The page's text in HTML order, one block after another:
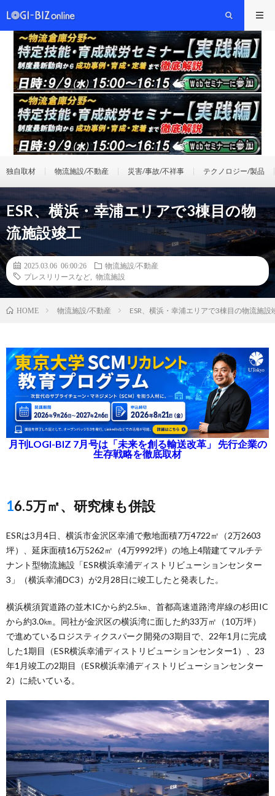
独自取材 物流施設/不動産 災害/事故/不祥事 テクノロジー/製品
ESR、横浜・幸浦エリアで3棟目の物
流施設竣工
2025.03.06 06:00:26
物流施設/不動産
プレスリリースなど
物流施設
HOME 物流施設/不動産 ESR、横浜・幸浦エリアで3棟目の物流施設
月刊LOGI-BIZ 7月号は「未来を創る輸送改革」 先行企業の
生存戦略を徹底取材
16.5万㎡、研究棟も併設
ESRは3月4日、横浜市金沢区幸浦で敷地面積7万4722㎡（2万2603
坪）、延床面積16万5262㎡（4万9992坪）の地上4階建てマルチテ
ナント型物流施設「ESR横浜幸浦ディストリビューションセンター
3」（横浜幸浦DC3）が2月28日に竣工したと発表した。
横浜横須賀道路の並木ICから約2.5㎞、首都高速道路湾岸線の杉田IC
から約3.0㎞。同社が金沢区の横浜湾に面した約33万㎡（10万坪）
で進めているロジスティクスパーク開発の3期目で、22年1月に完成
した1期目（ESR横浜幸浦ディストリビューションセンター1）、23
年1月竣工の2期目（ESR横浜幸浦ディストリビューションセンター
2）に続いている。